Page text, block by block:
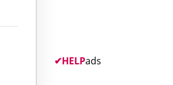
✔HELPads